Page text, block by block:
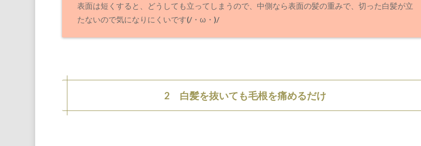
表面は短くすると、どうしても立ってしまうので、中側なら表面の髪の重みで、切った白髪が立
たないので気になりにくいです(/・ω・)/
2 白髪を抜いても毛根を痛めるだけ